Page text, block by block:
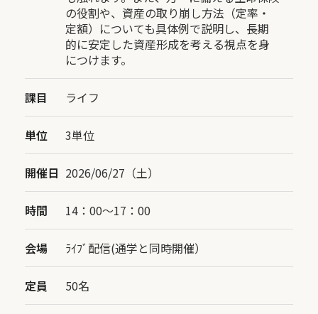
の役割や、資産の取り崩し方法（定率・
定額）についても具体例で説明し、長期
的に安定した資産形成を考える視点を身
につけます。
課目 ライフ
単位 3単位
開催日 2026/06/27（土）
時間 14：00〜17：00
会場 ﾗｲﾌﾞ配信(通学と同時開催）
定員 50名